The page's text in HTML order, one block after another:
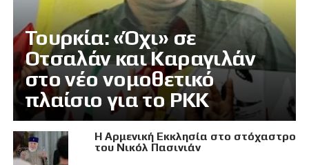
Τουρκία: «Όχι» σε
Οτσαλάν και Καραγιλάν
στο νέο νομοθετικό
πλαίσιο για το PKK
Η Αρμενική Εκκλησία στο στόχαστρο
του Νικόλ Πασινιάν